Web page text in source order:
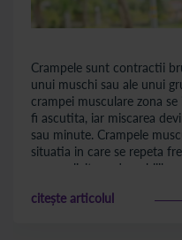
Crampele sunt contractii
unui muschi sau ale unui
crampei musculare zona
fi ascutita, iar miscarea
sau minute. Crampele
situatia in care se repeta
suprasolicitare,
citește articolul